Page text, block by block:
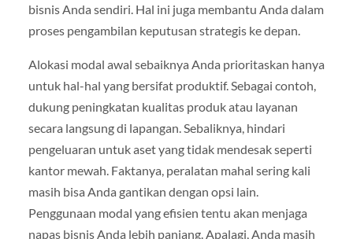
bisnis Anda sendiri. Hal ini juga membantu Anda dalam
proses pengambilan keputusan strategis ke depan.
Alokasi modal awal sebaiknya Anda prioritaskan hanya
untuk hal-hal yang bersifat produktif. Sebagai contoh,
dukung peningkatan kualitas produk atau layanan
secara langsung di lapangan. Sebaliknya, hindari
pengeluaran untuk aset yang tidak mendesak seperti
kantor mewah. Faktanya, peralatan mahal sering kali
masih bisa Anda gantikan dengan opsi lain.
Penggunaan modal yang efisien tentu akan menjaga
napas bisnis Anda lebih panjang. Apalagi, Anda masih